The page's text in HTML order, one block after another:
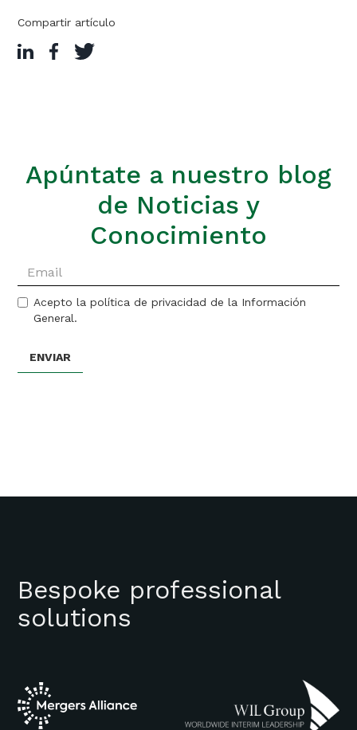
Compartir artículo
Apúntate a nuestro blog
de Noticias y
Conocimiento
Acepto la política de privacidad de la Información
General.
Bespoke professional
solutions